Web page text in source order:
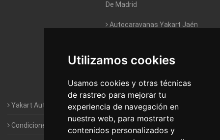
Utilizamos cookies
Usamos cookies y otras técnicas
de rastreo para mejorar tu
experiencia de navegación en
nuestra web, para mostrarte
contenidos personalizados y
De Madrid
Autocaravanas Yakart Jaén
Autocaravanas Yakart Valencia
Autocaravanas Yakart Vitoria
Yakart Autocaravanas · La empresa
Condiciones de Alquiler de Yakart